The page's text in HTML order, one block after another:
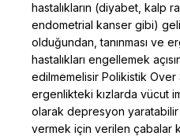
hastalıkların (diyabet, kalp
endometrial kanser gibi)
olduğundan, tanınması ve
hastalıkları engellemek
edilmemelisir Polikistik Over
ergenlikteki kızlarda vücut
olarak depresyon
vermek için verilen çabalar